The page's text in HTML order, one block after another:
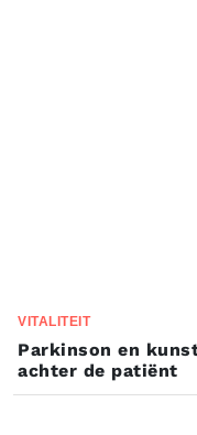
VITALITEIT
Parkinson en
achter de patiënt